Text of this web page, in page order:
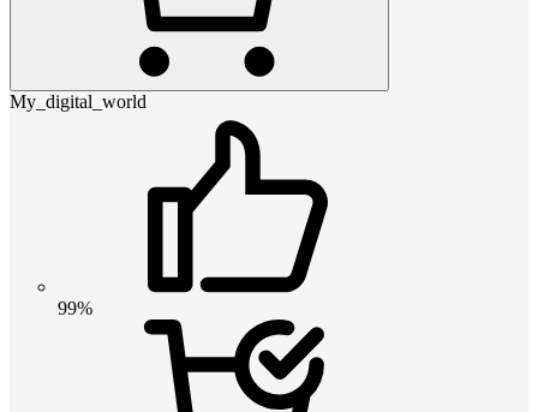
My_digital_world
99%